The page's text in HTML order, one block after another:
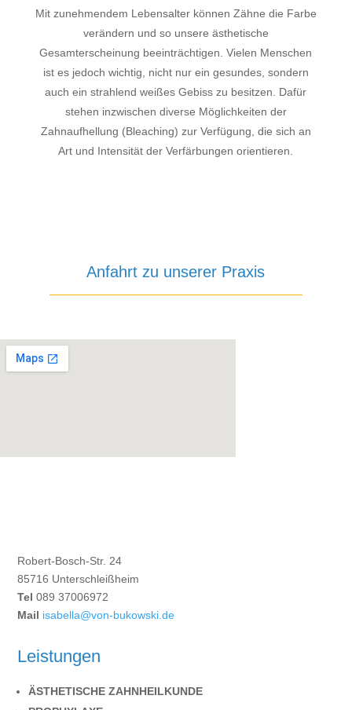
Mit zunehmendem Lebensalter können Zähne die Farbe
verändern und so unsere ästhetische
Gesamterscheinung beeinträchtigen. Vielen Menschen
ist es jedoch wichtig, nicht nur ein gesundes, sondern
auch ein strahlend weißes Gebiss zu besitzen. Dafür
stehen inzwischen diverse Möglichkeiten der
Zahnaufhellung (Bleaching) zur Verfügung, die sich an
Art und Intensität der Verfärbungen orientieren.
Anfahrt zu unserer Praxis
Robert-Bosch-Str. 24
85716 Unterschleißheim
Tel089 37006972
Mail isabella@von-bukowski.de
Leistungen
ÄSTHETISCHE ZAHNHEILKUNDE